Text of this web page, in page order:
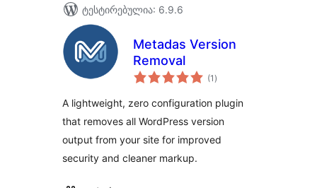
ტესტირებულია: 6.9.6
Metadas Version
Removal
(1 საერთო
რეიტინგი
)
A lightweight, zero configuration plugin
that removes all WordPress version
output from your site for improved
security and cleaner markup.